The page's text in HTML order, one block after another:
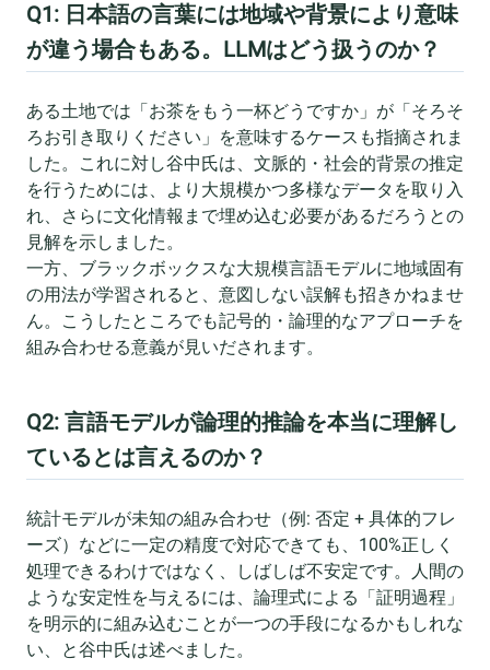
Q1: 日本語の言葉には地域や背景により意味
が違う場合もある。LLMはどう扱うのか？
ある土地では「お茶をもう一杯どうですか」が「そろそ
ろお引き取りください」を意味するケースも指摘されま
した。これに対し谷中氏は、文脈的・社会的背景の推定
を行うためには、より大規模かつ多様なデータを取り入
れ、さらに文化情報まで埋め込む必要があるだろうとの
見解を示しました。
一方、ブラックボックスな大規模言語モデルに地域固有
の用法が学習されると、意図しない誤解も招きかねませ
ん。こうしたところでも記号的・論理的なアプローチを
組み合わせる意義が見いだされます。
Q2: 言語モデルが論理的推論を本当に理解し
ているとは言えるのか？
統計モデルが未知の組み合わせ（例: 否定 + 具体的フレ
ーズ）などに一定の精度で対応できても、100%正しく
処理できるわけではなく、しばしば不安定です。人間の
ような安定性を与えるには、論理式による「証明過程」
を明示的に組み込むことが一つの手段になるかもしれな
い、と谷中氏は述べました。